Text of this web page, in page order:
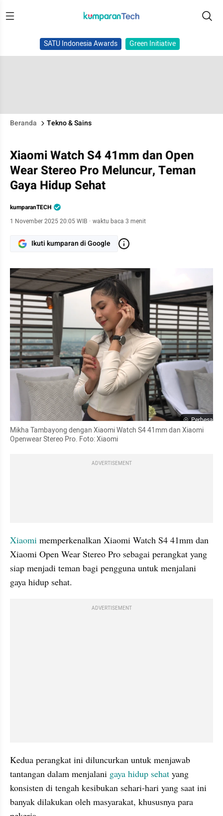
SATU Indonesia Awards Green Initiative
Beranda Tekno & Sains
Xiaomi Watch S4 41mm dan Open
Wear Stereo Pro Meluncur, Teman
Gaya Hidup Sehat
kumparanTECH
1 November 2025 20:05 WIB · waktu baca 3 menit
Ikuti kumparan di Google
Perbesar
Mikha Tambayong dengan Xiaomi Watch S4 41mm dan Xiaomi
Openwear Stereo Pro. Foto: Xiaomi
ADVERTISEMENT
Xiaomi memperkenalkan Xiaomi Watch S4 41mm dan
Xiaomi Open Wear Stereo Pro sebagai perangkat yang
siap menjadi teman bagi pengguna untuk menjalani
gaya hidup sehat.
ADVERTISEMENT
Kedua perangkat ini diluncurkan untuk menjawab
tantangan dalam menjalani gaya hidup sehat yang
konsisten di tengah kesibukan sehari-hari yang saat ini
banyak dilakukan oleh masyarakat, khususnya para